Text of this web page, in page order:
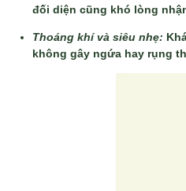
đối diện cũng khó lòng
Thoáng khí và siêu nhẹ:
không gây ngứa hay rụng